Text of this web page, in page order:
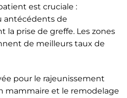
est cruciale :
antécédents de
la prise de greffe. Les zones
de meilleurs taux de
pour le rajeunissement
mammaire et le remodelage